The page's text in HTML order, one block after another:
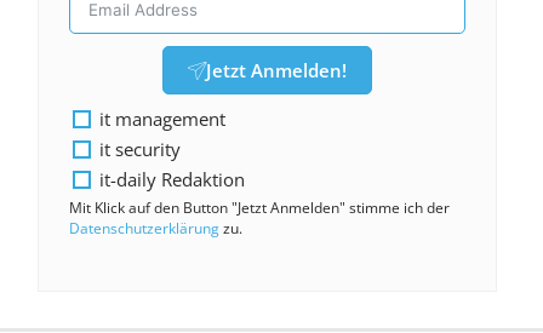
Jetzt Anmelden!
it management
it security
it-daily Redaktion
Mit Klick auf den Button "Jetzt Anmelden" stimme ich der
Datenschutzerklärungzu.